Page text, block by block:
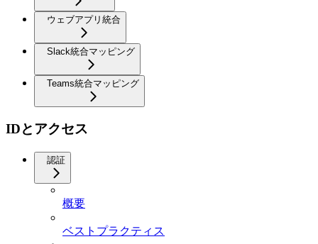
ウェブアプリ統合
Slack統合マッピング
Teams統合マッピング
IDとアクセス
認証
概要
ベストプラクティス